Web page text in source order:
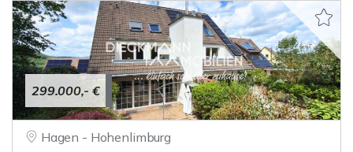
299.000,- €
Hagen - Hohenlimburg